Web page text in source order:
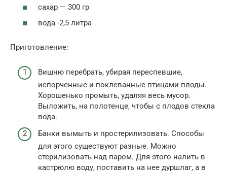
сахар — 300 гр
вода -2,5 литра
Приготовление:
Вишню перебрать, убирая переспевшие,
испорченные и поклеванные птицами плоды.
Хорошенько промыть, удаляя весь мусор.
Выложить, на полотенце, чтобы с плодов стекла
вода.
Банки вымыть и простерилизовать. Способы
для этого существуют разные. Можно
стерилизовать над паром. Для этого налить в
кастрюлю воду, поставить на нее дуршлаг, а в